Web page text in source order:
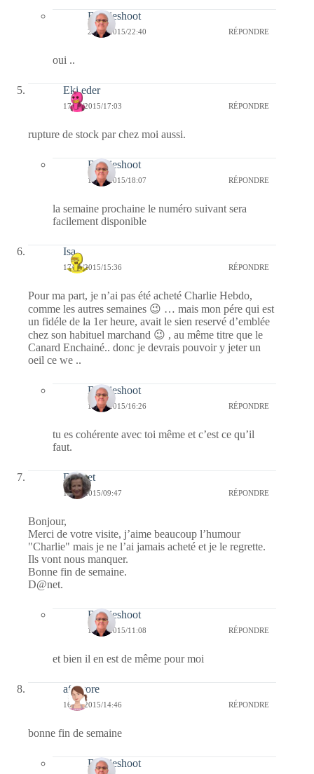
Bernieshoot
20/01/2015/22:40 RÉPONDRE
oui ..
Eki eder
17/01/2015/17:03 RÉPONDRE
rupture de stock par chez moi aussi.
Bernieshoot
17/01/2015/18:07 RÉPONDRE
la semaine prochaine le numéro suivant sera
facilement disponible
Isa
17/01/2015/15:36 RÉPONDRE
Pour ma part, je n’ai pas été acheté Charlie Hebdo,
comme les autres semaines 😉 … mais mon pére qui est
un fidéle de la 1er heure, avait le sien reservé d’emblée
chez son habituel marchand 😉 , au même titre que le
Canard Enchainé.. donc je devrais pouvoir y jeter un
oeil ce we ..
Bernieshoot
17/01/2015/16:26 RÉPONDRE
tu es cohérente avec toi même et c’est ce qu’il
faut.
D@net
17/01/2015/09:47 RÉPONDRE
Bonjour,
Merci de votre visite, j’aime beaucoup l’humour
"Charlie" mais je ne l’ai jamais acheté et je le regrette.
Ils vont nous manquer.
Bonne fin de semaine.
D@net.
Bernieshoot
17/01/2015/11:08 RÉPONDRE
et bien il en est de même pour moi
afaurore
16/01/2015/14:46 RÉPONDRE
bonne fin de semaine
Bernieshoot